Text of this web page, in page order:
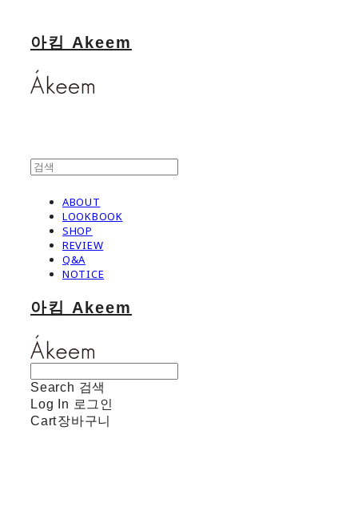
아킴 Akeem
ABOUT
LOOKBOOK
SHOP
REVIEW
Q&A
NOTICE
아킴 Akeem
Search 검색
Log In 로그인
Cart장바구니